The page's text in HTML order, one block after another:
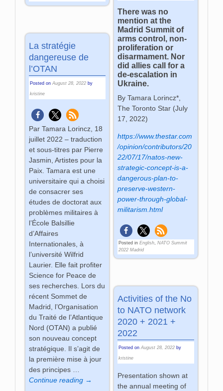
There was no
mention at the
Madrid Summit of
arms control, non-
proliferation or
disarmament. Nor
did allies call for a
de-escalation in
Ukraine.
By Tamara Lorincz*,
The Toronto Star (July
17, 2022)
https://www.thestar.com
/opinion/contributors/20
22/07/17/natos-new-
strategic-concept-is-a-
dangerous-plan-to-
preserve-western-
power-through-global-
militarism.html
Posted in English, NATO Summit
2022 Madrid
La stratégie
dangereuse de
l’OTAN
Posted onAugust 28, 2022 by
kristine
Par Tamara Lorincz, 18
juillet 2022 – traduction
et sous-titres par Pierre
Jasmin, Artistes pour la
Paix. Tamara est une
universitaire qui a choisi
de consacrer ses
études de doctorat aux
problèmes militaires à
l’École Balsillie
d’Affaires
Internationales, à
l’université Wilfrid
Laurier. Elle fait profiter
Science for Peace de
ses recherches. Lors du
récent Sommet de
Madrid, l’Organisation
du Traité de l’Atlantique
Nord (OTAN) a publié
son nouveau concept
stratégique. Il s’agit de
la première mise à jour
des principes …
Continue reading →
Activities of the No
to NATO network
2020 + 2021 +
2022
Posted on August 28, 2022 by
kristine
Presentation shown at
the annual meeting of